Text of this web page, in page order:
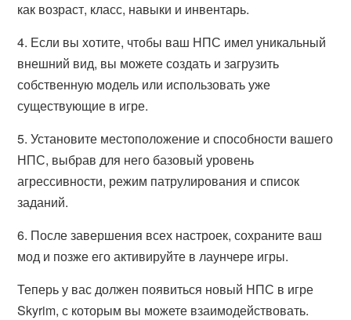
как возраст, класс, навыки и инвентарь.
4. Если вы хотите, чтобы ваш НПС имел уникальный
внешний вид, вы можете создать и загрузить
собственную модель или использовать уже
существующие в игре.
5. Установите местоположение и способности вашего
НПС, выбрав для него базовый уровень
агрессивности, режим патрулирования и список
заданий.
6. После завершения всех настроек, сохраните ваш
мод и позже его активируйте в лаунчере игры.
Теперь у вас должен появиться новый НПС в игре
Skyrim, с которым вы можете взаимодействовать.